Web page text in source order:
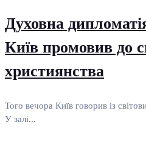
Духовна
Київ промовив до
християнства
Того вечора Київ говорив із
У залі...